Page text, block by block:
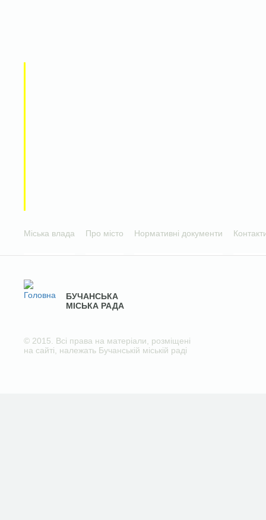
Міська влада Про місто Нормативні документи
БУЧАНСЬКА
МІСЬКА РАДА
© 2015. Всі права на матеріали, розміщені
на сайті, належать Бучанській міській раді